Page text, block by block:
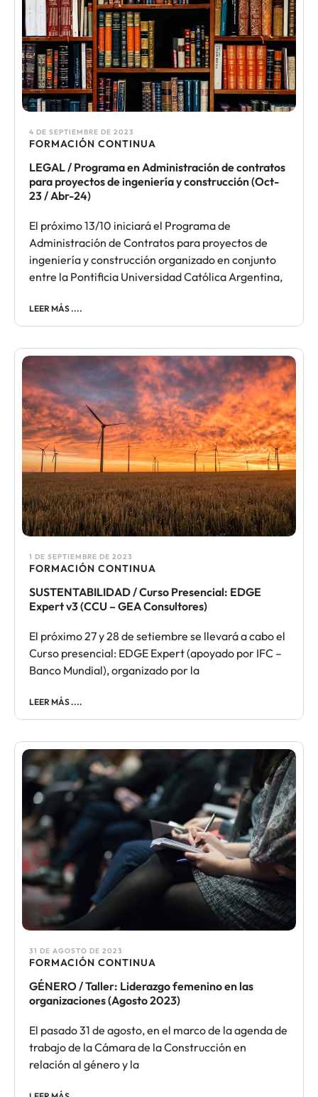
4 DE SEPTIEMBRE DE 2023
FORMACIÓN CONTINUA​
LEGAL / Programa en Administración de contratos
para proyectos de ingeniería y construcción (Oct-
23 / Abr-24)
El próximo 13/10 iniciará el Programa de
Administración de Contratos para proyectos de
ingeniería y construcción organizado en conjunto
entre la Pontificia Universidad Católica Argentina,
LEER MÁS ....
1 DE SEPTIEMBRE DE 2023
FORMACIÓN CONTINUA​
SUSTENTABILIDAD / Curso Presencial: EDGE
Expert v3 (CCU – GEA Consultores)
El próximo 27 y 28 de setiembre se llevará a cabo el
Curso presencial: EDGE Expert (apoyado por IFC –
Banco Mundial), organizado por la
LEER MÁS ....
31 DE AGOSTO DE 2023
FORMACIÓN CONTINUA​
GÉNERO / Taller: Liderazgo femenino en las
organizaciones (Agosto 2023)
El pasado 31 de agosto, en el marco de la agenda de
trabajo de la Cámara de la Construcción en
relación al género y la